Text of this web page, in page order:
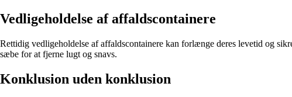
Vedligeholdelse af affaldscontainere
Rettidig vedligeholdelse af affaldscontainere kan forlænge deres levetid og
sæbe for at fjerne lugt og snavs.
Konklusion uden konklusion